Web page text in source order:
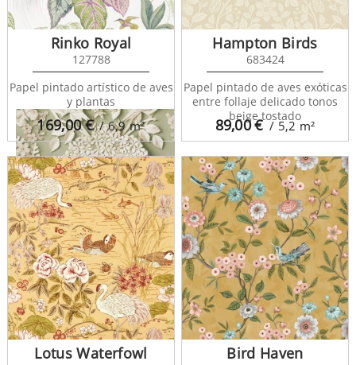
Lorraine 681305
Lorraine 681306
169,00€ / 6,9m²
Rinko Royal
127788
Papel pintado artístico de aves
y plantas
89,00€ / 5,2 m²
Hampton Birds
683424
Papel pintado de aves exóticas
entre follaje delicado tonos
beige tostado
Lotus Waterfowl Bird Haven